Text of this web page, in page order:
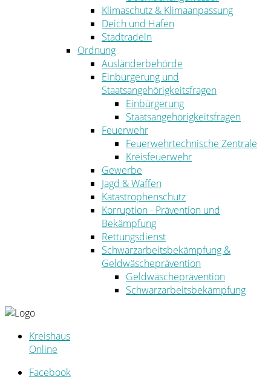
Klimaschutz & Klimaanpassung
Deich und Hafen
Stadtradeln
Ordnung
Ausländerbehörde
Einbürgerung und
Staatsangehörigkeitsfragen
Einbürgerung
Staatsangehörigkeitsfragen
Feuerwehr
Feuerwehrtechnische Zentrale
Kreisfeuerwehr
Gewerbe
Jagd & Waffen
Katastrophenschutz
Korruption - Prävention und
Bekämpfung
Rettungsdienst
Schwarzarbeitsbekämpfung &
Geldwäscheprävention
Geldwäscheprävention
Schwarzarbeitsbekämpfung
Kreishaus
Online
Facebook